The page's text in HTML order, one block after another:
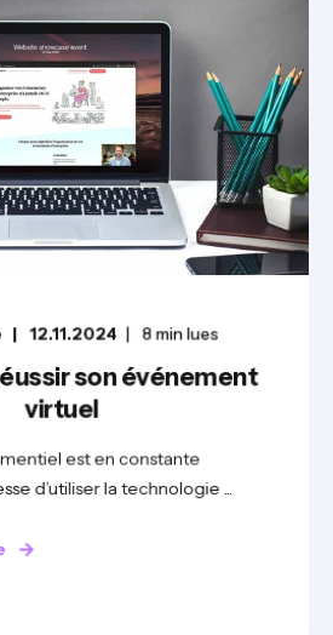
12.11.2024 8min lues
son événement
virtuel
est en constante
d’utiliser la technologie ...